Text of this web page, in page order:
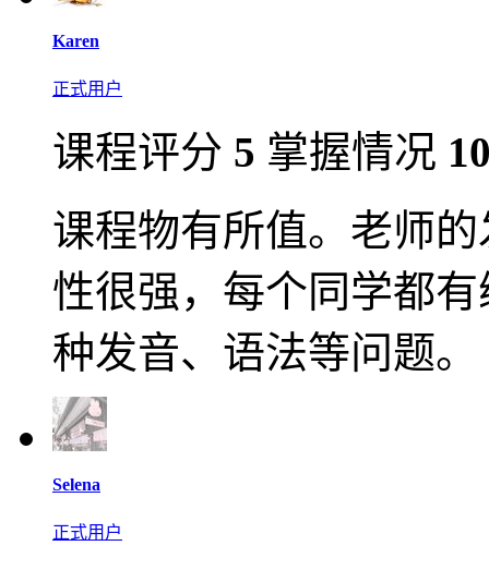
Karen
正式用户
课程评分 5 掌握情况
课程物有所值。老师
性很强，每个同学都
种发音、语法等问题。
Selena
正式用户